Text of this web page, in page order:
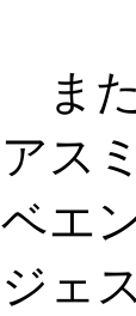
また
アス
ベエ
ジェ